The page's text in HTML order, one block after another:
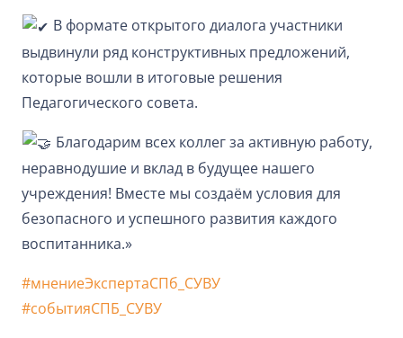
В формате открытого диалога участники
выдвинули ряд конструктивных предложений,
которые вошли в итоговые решения
Педагогического совета.
Благодарим всех коллег за активную работу,
неравнодушие и вклад в будущее нашего
учреждения! Вместе мы создаём условия для
безопасного и успешного развития каждого
воспитанника.»
#мнениеЭкспертаСПб_СУВУ
#событияСПБ_СУВУ